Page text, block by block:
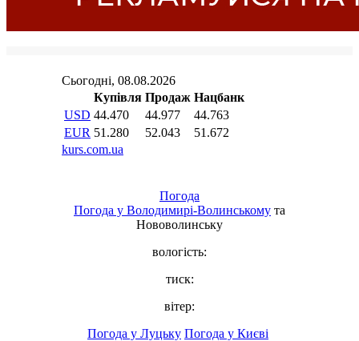
Погода
Погода у Володимирі-Волинському та
Нововолинську
вологість:
тиск:
вітер:
Погода у Луцьку Погода у Києві